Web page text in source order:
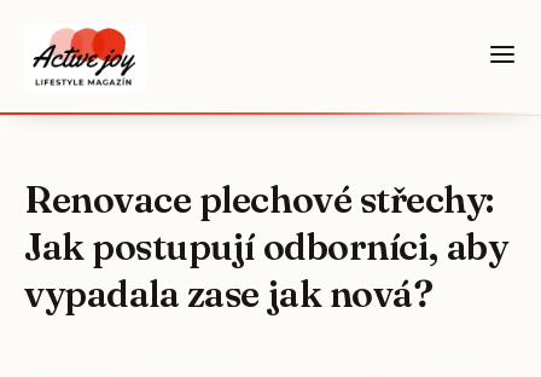
Renovace plechové střechy:
Jak postupují odborníci, aby
vypadala zase jak nová?